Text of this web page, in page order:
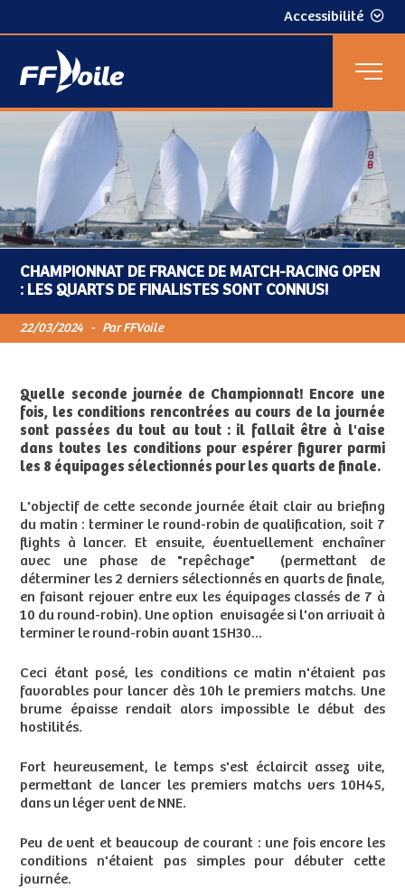
Accessibilité
CHAMPIONNAT DE FRANCE DE MATCH-RACING OPEN
: LES QUARTS DE FINALISTES SONT CONNUS!
22/03/2024 - Par FFVoile
Quelle seconde journée de Championnat! Encore une
fois, les conditions rencontrées au cours de la journée
sont passées du tout au tout : il fallait être à l'aise
dans toutes les conditions pour espérer figurer parmi
les 8 équipages sélectionnés pour les quarts de finale.
L'objectif de cette seconde journée était clair au briefing
du matin : terminer le round-robin de qualification, soit 7
flights à lancer. Et ensuite, éventuellement enchaîner
avec une phase de "repêchage" (permettant de
déterminer les 2 derniers sélectionnés en quarts de finale,
en faisant rejouer entre eux les équipages classés de 7 à
10 du round-robin). Une option envisagée si l'on arrivait à
terminer le round-robin avant 15H30...
Ceci étant posé, les conditions ce matin n'étaient pas
favorables pour lancer dès 10h le premiers matchs. Une
brume épaisse rendait alors impossible le début des
hostilités.
Fort heureusement, le temps s'est éclaircit assez vite,
permettant de lancer les premiers matchs vers 10H45,
dans un léger vent de NNE.
Peu de vent et beaucoup de courant : une fois encore les
conditions n'étaient pas simples pour débuter cette
journée.